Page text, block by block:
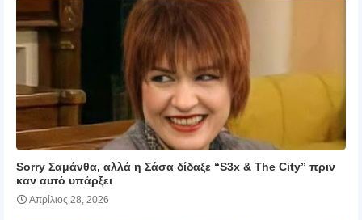
Sorry Σαμάνθα, αλλά η Σάσα δίδαξε “S3x & The City” πριν
καν αυτό υπάρξει
Απρίλιος 28, 2026